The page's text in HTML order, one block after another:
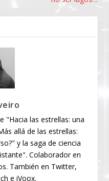
"Hacia las estrellas: una
allá de las estrellas:
y la saga de ciencia
Colaborador en
También en Twitter,
e iVoox.